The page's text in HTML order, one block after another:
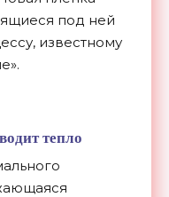
под ней
известному
тепло